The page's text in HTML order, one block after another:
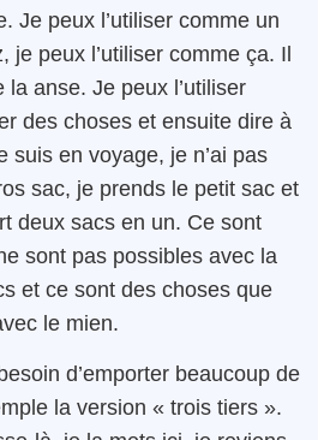
Je peux l’utiliser comme un
je peux l’utiliser comme ça. Il
anse. Je peux l’utiliser
des choses et ensuite dire à
suis en voyage, je n’ai pas
sac, je prends le petit sac et
deux sacs en un. Ce sont
sont pas possibles avec la
et ce sont des choses que
le mien.
d’emporter beaucoup de
la version « trois tiers ».